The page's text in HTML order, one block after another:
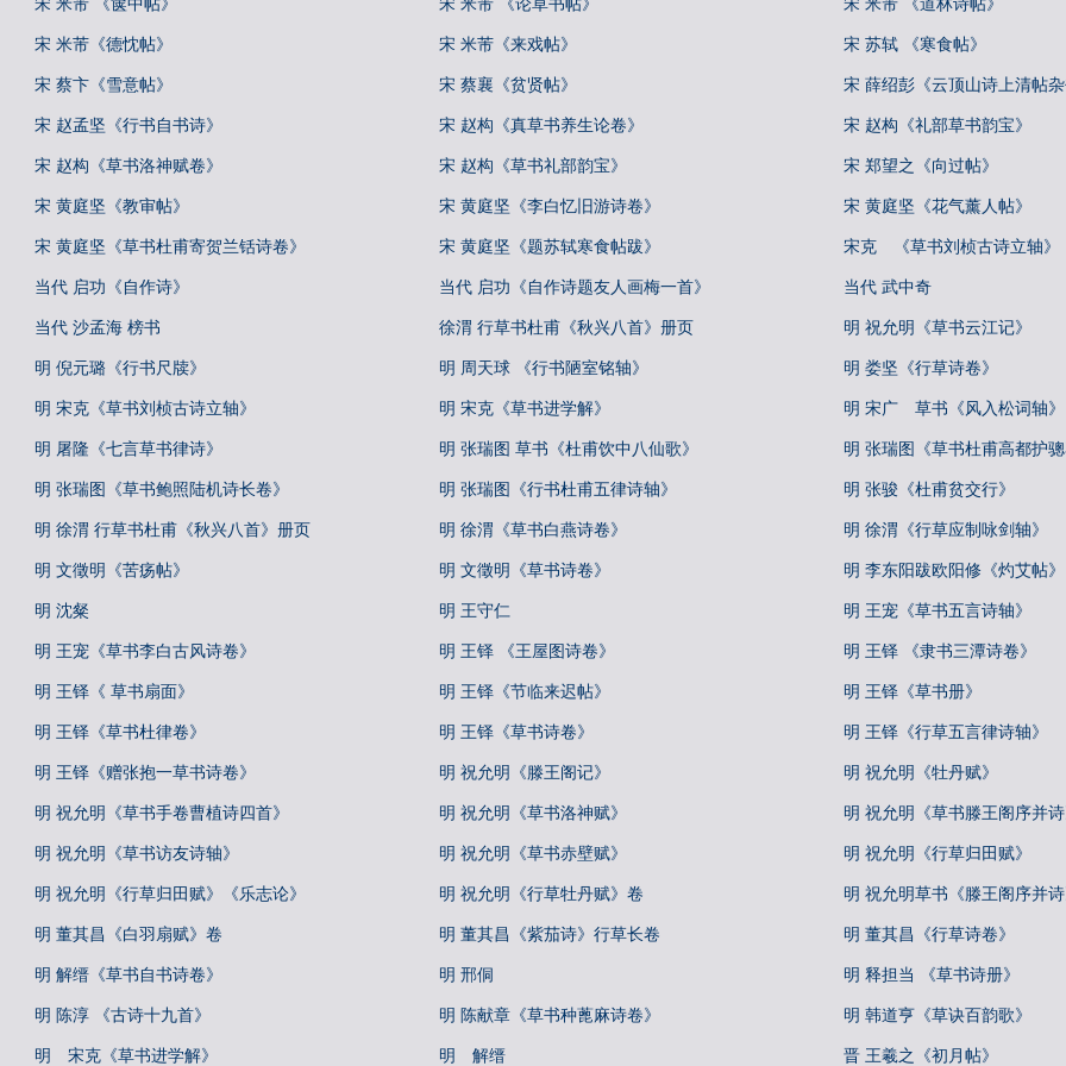
宋 米芾《德忱帖》 宋 米芾《来戏帖》 宋 苏轼 《寒食帖》
宋 蔡卞《雪意帖》 宋 蔡襄《贫贤帖》 宋 薛绍彭《云顶山诗上清帖杂
宋 赵孟坚《行书自书诗》 宋 赵构《真草书养生论卷》 宋 赵构《礼部草书韵宝》
宋 赵构《草书洛神赋卷》 宋 赵构《草书礼部韵宝》 宋 郑望之《向过帖》
宋 黄庭坚《教审帖》 宋 黄庭坚《李白忆旧游诗卷》 宋 黄庭坚《花气薰人帖》
宋 黄庭坚《草书杜甫寄贺兰铦诗卷》 宋 黄庭坚《题苏轼寒食帖跋》 宋克 《草书刘桢古诗立轴》
当代 启功《自作诗》 当代 启功《自作诗题友人画梅一首》 当代 武中奇
当代 沙孟海 榜书 徐渭 行草书杜甫《秋兴八首》册页 明 祝允明《草书云江记》
明 倪元璐《行书尺牍》 明 周天球 《行书陋室铭轴》 明 娄坚《行草诗卷》
明 宋克《草书刘桢古诗立轴》 明 宋克《草书进学解》 明 宋广 草书《风入松词轴》
明 屠隆《七言草书律诗》 明 张瑞图 草书《杜甫饮中八仙歌》 明 张瑞图《草书杜甫高都护骢
明 张瑞图《草书鲍照陆机诗长卷》 明 张瑞图《行书杜甫五律诗轴》 明 张骏《杜甫贫交行》
明 徐渭 行草书杜甫《秋兴八首》册页 明 徐渭《草书白燕诗卷》 明 徐渭《行草应制咏剑轴》
明 文徵明《苦疡帖》 明 文徵明《草书诗卷》 明 李东阳跋欧阳修《灼艾帖》
明 沈粲 明 王守仁 明 王宠《草书五言诗轴》
明 王宠《草书李白古风诗卷》 明 王铎 《王屋图诗卷》 明 王铎 《隶书三潭诗卷》
明 王铎《 草书扇面》 明 王铎《节临来迟帖》 明 王铎《草书册》
明 王铎《草书杜律卷》 明 王铎《草书诗卷》 明 王铎《行草五言律诗轴》
明 王铎《赠张抱一草书诗卷》 明 祝允明《滕王阁记》 明 祝允明《牡丹赋》
明 祝允明《草书手卷曹植诗四首》 明 祝允明《草书洛神赋》 明 祝允明《草书滕王阁序并诗
明 祝允明《草书访友诗轴》 明 祝允明《草书赤壁赋》 明 祝允明《行草归田赋》
明 祝允明《行草归田赋》《乐志论》 明 祝允明《行草牡丹赋》卷 明 祝允明草书《滕王阁序并
明 董其昌《白羽扇赋》卷 明 董其昌《紫茄诗》行草长卷 明 董其昌《行草诗卷》
明 解缙《草书自书诗卷》 明 邢侗 明 释担当 《草书诗册》
明 陈淳 《古诗十九首》 明 陈献章《草书种蓖麻诗卷》 明 韩道亨《草诀百韵歌》
明 宋克《草书进学解》 明 解缙 晋 王羲之《初月帖》